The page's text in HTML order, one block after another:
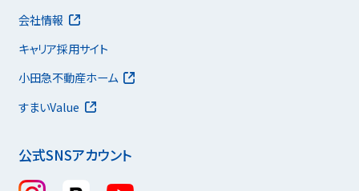
公式SNSアカウント
会社情報
キャリア採用サイト
小田急不動産ホーム
すまいValue